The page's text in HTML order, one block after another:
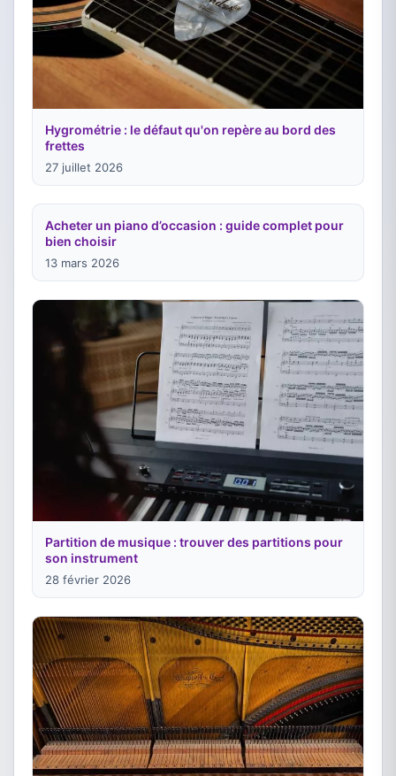
Hygrométrie : le défaut qu'on repère au bord des
frettes
27 juillet 2026
Acheter un piano d’occasion : guide complet pour
bien choisir
13 mars 2026
Partition de musique : trouver des partitions pour
son instrument
28 février 2026